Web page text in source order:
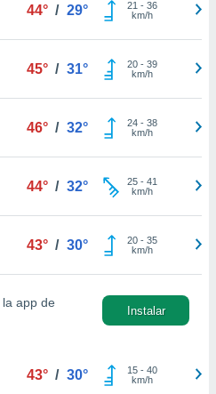
44° / 29° 21 - 36
km/h
45° / 31° 20- 39
km/h
46° / 32° 24- 38
km/h
44° / 32° 25- 41
km/h
43° / 30° 20- 35
km/h
la app de
Instalar
43° / 30° 15- 40
km/h